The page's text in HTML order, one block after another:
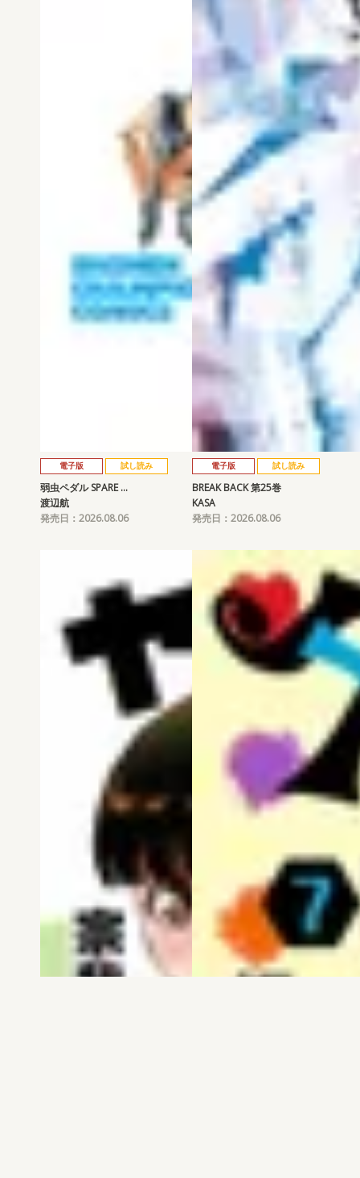
電子版 試し読み
弱虫ペダル SPARE …
渡辺航
発売日：2026.08.06
電子版 試し読み
BREAK BACK 第25巻
KASA
発売日：2026.08.06